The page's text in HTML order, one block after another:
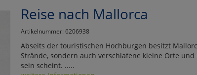
Reise nach Mallorca
Artikelnummer: 6206938
Abseits der touristischen Hochburgen besitzt
Strände, sondern auch verschlafene kleine Orte
sein scheint. .....